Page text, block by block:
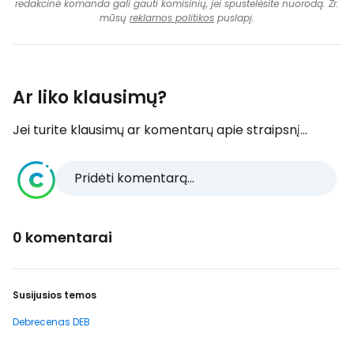
redakcinė komanda gali gauti komisinių, jei spustelėsite nuorodą. Žr.
mūsų reklamos politikos puslapį.
Ar liko klausimų?
Jei turite klausimų ar komentarų apie straipsnį...
Pridėti komentarą...
0 komentarai
Susijusios temos
Debrecenas DEB